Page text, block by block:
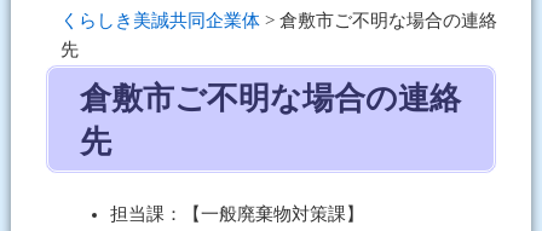
くらしき美誠共同企業体> 倉敷市ご不明な場合の連絡
先
倉敷市ご不明な場合の連絡
先
担当課：【一般廃棄物対策課】